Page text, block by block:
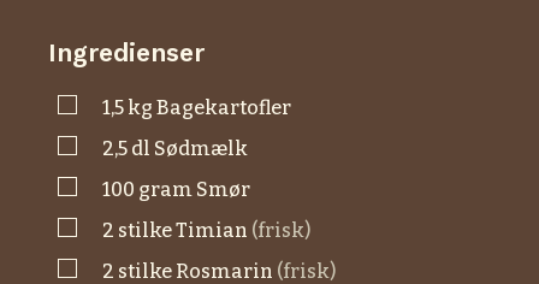
Ingredienser
▢1,5 kg
bagekartofler
▢2,5 dl
sødmælk
▢100 gram
smør
▢2 stilke timian (frisk)
▢2 stilke rosmarin (frisk)